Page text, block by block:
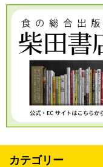
カテゴリー